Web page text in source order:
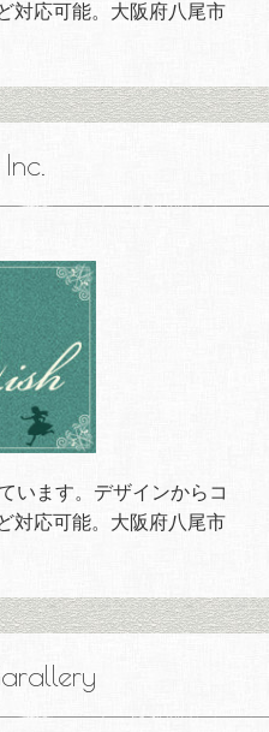
対応可能。大阪府八尾市
Inc.
います。デザインからコ
対応可能。大阪府八尾市